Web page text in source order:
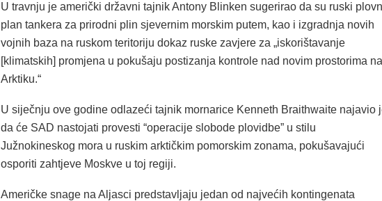
U travnju je američki državni tajnik Antony Blinken sugerirao da su ruski
plan tankera za prirodni plin sjevernim morskim putem, kao i izgradnja novih
vojnih baza na ruskom teritoriju dokaz ruske zavjere za „iskorištavanje
[klimatskih] promjena u pokušaju postizanja kontrole nad novim prostorima na
Arktiku.“
U siječnju ove godine odlazeći tajnik mornarice Kenneth Braithwaite najavio
da će SAD nastojati provesti “operacije slobode plovidbe” u stilu
Južnokineskog mora u ruskim arktičkim pomorskim zonama, pokušavajući
osporiti zahtjeve Moskve u toj regiji.
Američke snage na Aljasci predstavljaju jedan od najvećih kontingenata